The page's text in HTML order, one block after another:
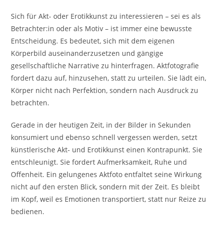
Sich für Akt- oder Erotikkunst zu interessieren – sei es als
Betrachter:in oder als Motiv – ist immer eine bewusste
Entscheidung. Es bedeutet, sich mit dem eigenen
Körperbild auseinanderzusetzen und gängige
gesellschaftliche Narrative zu hinterfragen. Aktfotografie
fordert dazu auf, hinzusehen, statt zu urteilen. Sie lädt ein,
Körper nicht nach Perfektion, sondern nach Ausdruck zu
betrachten.
Gerade in der heutigen Zeit, in der Bilder in Sekunden
konsumiert und ebenso schnell vergessen werden, setzt
künstlerische Akt- und Erotikkunst einen Kontrapunkt. Sie
entschleunigt. Sie fordert Aufmerksamkeit, Ruhe und
Offenheit. Ein gelungenes Aktfoto entfaltet seine Wirkung
nicht auf den ersten Blick, sondern mit der Zeit. Es bleibt
im Kopf, weil es Emotionen transportiert, statt nur Reize zu
bedienen.